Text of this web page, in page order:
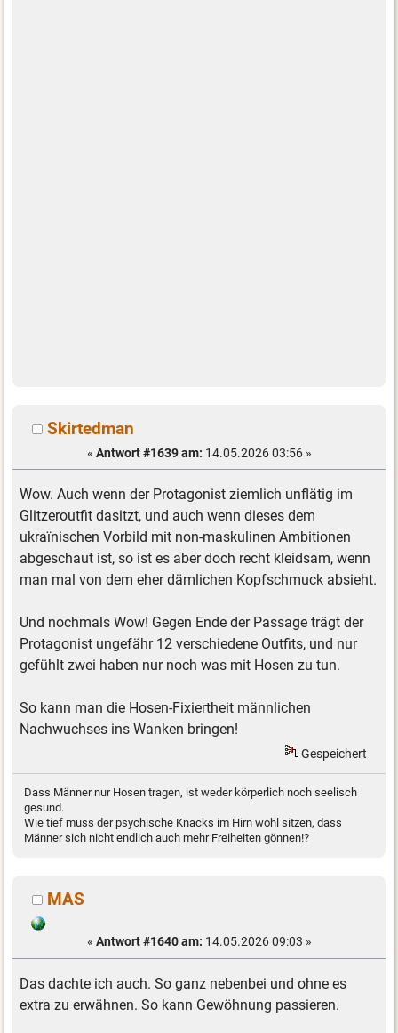
Skirtedman
« Antwort #1639 am: 14.05.2026 03:56 »
Wow. Auch wenn der Protagonist ziemlich unflätig im
Glitzeroutfit dasitzt, und auch wenn dieses dem
ukraïnischen Vorbild mit non-maskulinen Ambitionen
abgeschaut ist, so ist es aber doch recht kleidsam, wenn
man mal von dem eher dämlichen Kopfschmuck absieht.
Und nochmals Wow! Gegen Ende der Passage trägt der
Protagonist ungefähr 12 verschiedene Outfits, und nur
gefühlt zwei haben nur noch was mit Hosen zu tun.
So kann man die Hosen-Fixiertheit männlichen
Nachwuchses ins Wanken bringen!
Gespeichert
Dass Männer nur Hosen tragen, ist weder körperlich noch seelisch
gesund.
Wie tief muss der psychische Knacks im Hirn wohl sitzen, dass
Männer sich nicht endlich auch mehr Freiheiten gönnen!?
MAS
« Antwort #1640 am: 14.05.2026 09:03 »
Das dachte ich auch. So ganz nebenbei und ohne es
extra zu erwähnen. So kann Gewöhnung passieren.